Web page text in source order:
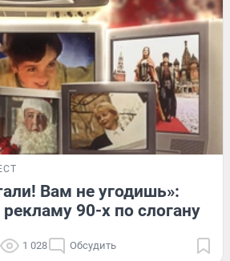
Вам не угодишь»:
90-х по слогану
1 028 Обсудить